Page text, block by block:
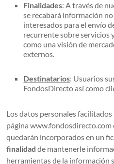
Finalidades: A través de
se recabará información
interesados para el envío
recurrente sobre servicios
como una visión de
externos.
Destinatarios: Usuarios
FondosDirecto así como
Los datos personales
página www.fondosdirecto.com
quedarán incorporados en un
finalidad de mantenerle
herramientas de la información